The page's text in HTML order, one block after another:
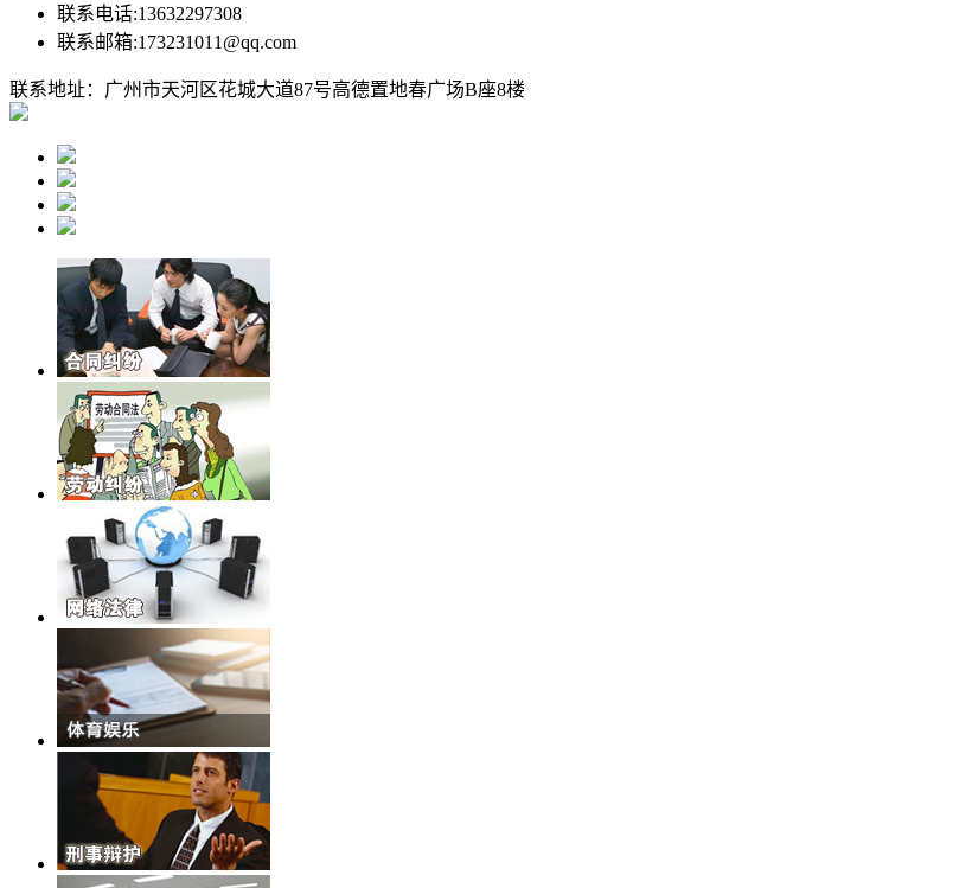
联系电话:13632297308
联系邮箱:173231011@qq.com
联系地址：广州市天河区花城大道87号高德置地春广场B座8楼